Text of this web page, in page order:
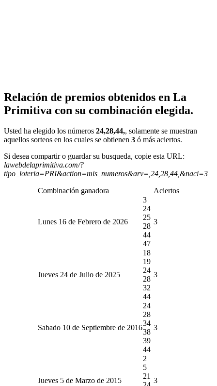
Relación de premios obtenidos en La
Primitiva con su combinación elegida.
Usted ha elegido los números 24,28,44,, solamente se muestran
aquellos sorteos en los cuales se obtienen 3 ó más aciertos.
Si desea compartir o guardar su busqueda, copie esta URL:
lawebdelaprimitiva.com/?
tipo_loteria=PRI&action=mis_numeros&arv=,24,28,44,&naci=3
Combinación ganadora Aciertos
Lunes 16 de Febrero de 2026
3
24
25
28
44
47
3
Jueves 24 de Julio de 2025
18
19
24
28
32
44
3
Sabado 10 de Septiembre de 2016
24
28
34
38
39
44
3
Jueves 5 de Marzo de 2015
2
5
21
3